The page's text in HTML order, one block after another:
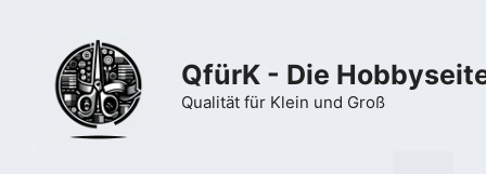
springen
QfürK - Die
Qualität für Klein und Groß